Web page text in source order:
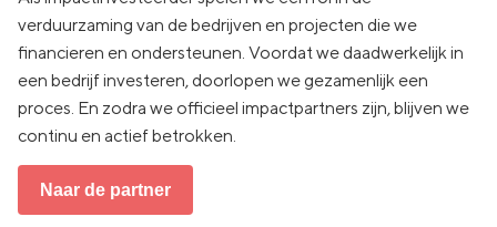
verduurzaming van de bedrijven en projecten die we
financieren en ondersteunen. Voordat we daadwerkelijk in
een bedrijf investeren, doorlopen we gezamenlijk een
proces. En zodra we officieel impactpartners zijn, blijven we
continu en actief betrokken.
Naar de partner